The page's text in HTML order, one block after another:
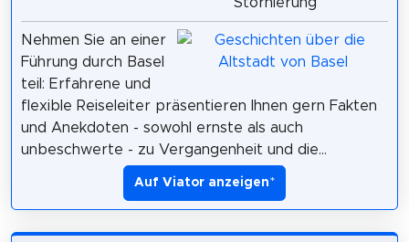
Stornierung
Nehmen Sie an einer
Führung durch Basel
teil: Erfahrene und
flexible Reiseleiter präsentieren Ihnen gern Fakten
und Anekdoten - sowohl ernste als auch
unbeschwerte - zu Vergangenheit und die...
Auf Viator anzeigen*